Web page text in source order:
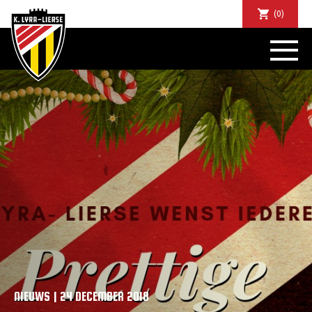
(0)
NIEUWS | 24 DECEMBER 2018
NIEUWS
DE CLUB
SPORTIEF
SUPPORTERS
TICKETS
ABONNEMENTEN
COMMUNITY
JEUGD
BUSINESS CLUB
MATCHDINERS
CLUBAPP
FANSHOP
FAQ